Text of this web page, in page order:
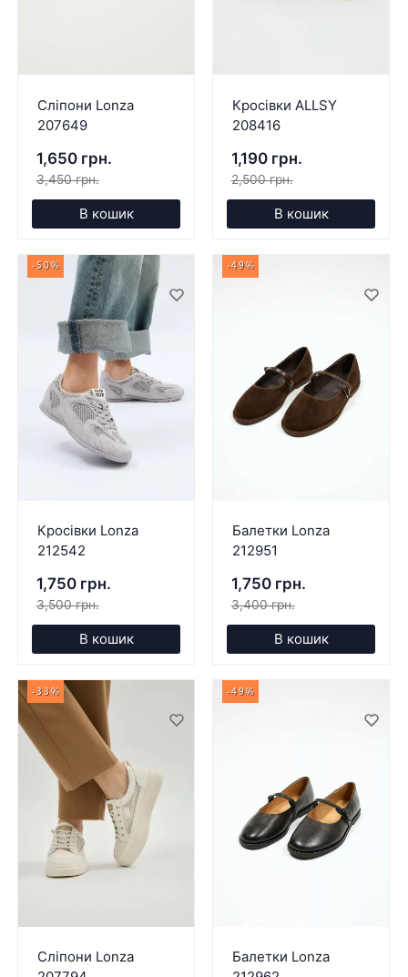
Сліпони Lonza
207649
1,650 грн.
3,450 грн.
В кошик
Кросівки ALLSY
208416
1,190 грн.
2,500 грн.
В кошик
-50%
Кросівки Lonza
212542
1,750 грн.
3,500 грн.
В кошик
-49%
Балетки Lonza
212951
1,750 грн.
3,400 грн.
В кошик
-33%
Сліпони Lonza
-49%
Балетки Lonza